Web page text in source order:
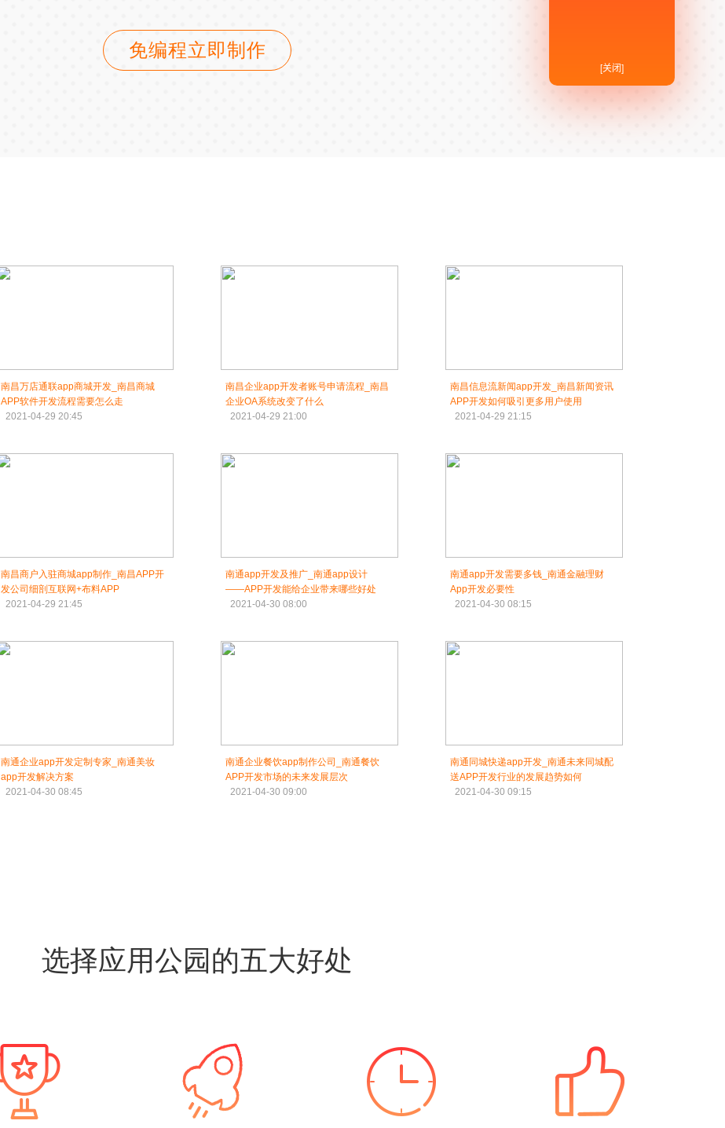
免编程立即制作
南昌万店通联app商城开发_南昌商城
APP软件开发流程需要怎么走
2021-04-29 20:45
南昌企业app开发者账号申请流程_南昌
企业OA系统改变了什么
2021-04-29 21:00
南昌信息流新闻app开发_南昌新闻资讯
APP开发如何吸引更多用户使用
2021-04-29 21:15
南昌商户入驻商城app制作_南昌APP开
发公司细剖互联网+布料APP
2021-04-29 21:45
南通app开发及推广_南通app设计
――APP开发能给企业带来哪些好处
2021-04-30 08:00
南通app开发需要多钱_南通金融理财
App开发必要性
2021-04-30 08:15
南通企业app开发定制专家_南通美妆
app开发解决方案
2021-04-30 08:45
南通企业餐饮app制作公司_南通餐饮
APP开发市场的未来发展层次
2021-04-30 09:00
南通同城快递app开发_南通未来同城配
送APP开发行业的发展趋势如何
2021-04-30 09:15
选择应用公园的五大好处
[关闭]